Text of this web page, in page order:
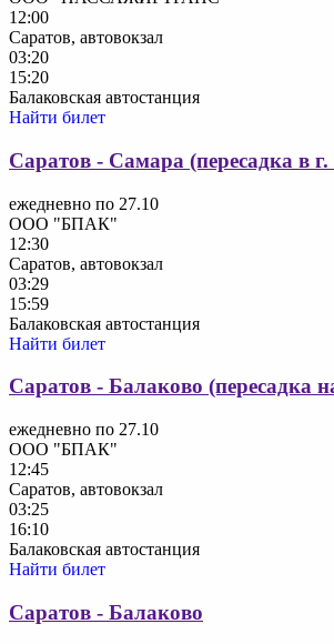
12:00
Саратов, автовокзал
03:20
15:20
Балаковская автостанция
Найти билет
Саратов - Самара (пересадка в
ежедневно по 27.10
ООО "БПАК"
12:30
Саратов, автовокзал
03:29
15:59
Балаковская автостанция
Найти билет
Саратов - Балаково (пересадка
ежедневно по 27.10
ООО "БПАК"
12:45
Саратов, автовокзал
03:25
16:10
Балаковская автостанция
Найти билет
Саратов - Балаково